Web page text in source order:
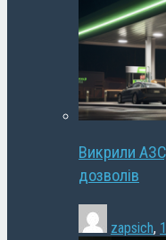
Викрили
дозволів
zapsich,